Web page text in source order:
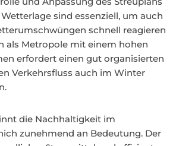
sind essenziell, um auch
schnell reagieren
als Metropole mit einem hohen
erfordert einen gut organisierten
Verkehrsfluss auch im Winter
die Nachhaltigkeit im
zunehmend an Bedeutung. Der